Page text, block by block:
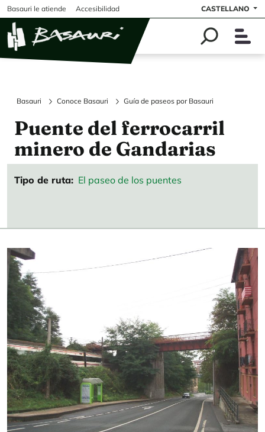
Pasar al contenido principal
Basauri le atiende Accesibilidad CASTELLANO
Basauri Conoce Basauri Guía de paseos por Basauri
Puente del ferrocarril
minero de Gandarias
Tipo de ruta El paseo de los puentes